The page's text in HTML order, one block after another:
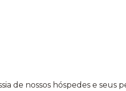
de nossos hóspedes e seus